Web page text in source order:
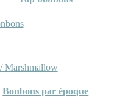
Marshmallow
Bonbons par époque